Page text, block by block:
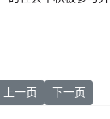
上一篇文章: 加拿大
上一页 下一篇文
下一页